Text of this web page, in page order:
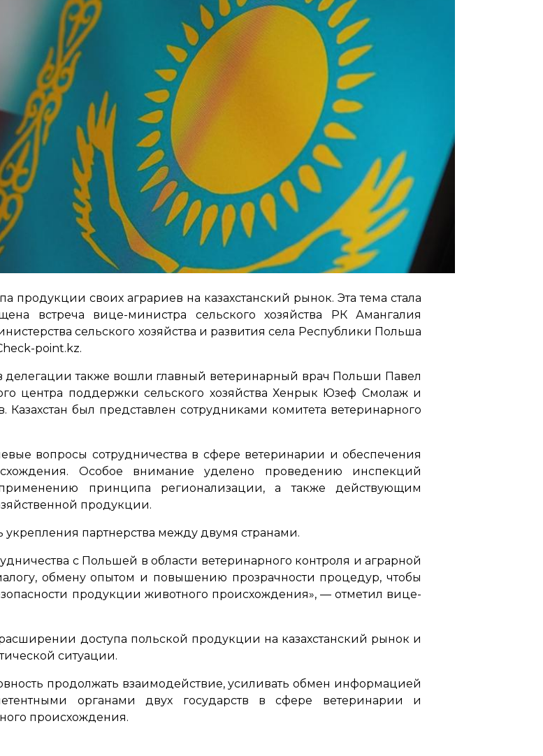
продукции своих аграриев на казахстанский рынок. Эта тема стала
встреча вице-министра сельского хозяйства РК Амангалия
сельского хозяйства и развития села Республики Польша
point.kz.
делегации также вошли главный ветеринарный врач Польши Павел
центра поддержки сельского хозяйства Хенрык Юзеф Смолаж и
был представлен сотрудниками комитета ветеринарного
вопросы сотрудничества в сфере ветеринарии и обеспечения
Особое внимание уделено проведению инспекций
принципа регионализации, а также действующим
продукции.
партнерства между двумя странами.
с Польшей в области ветеринарного контроля и аграрной
обмену опытом и повышению прозрачности процедур, чтобы
продукции животного происхождения»,— отметил вице-
доступа польской продукции на казахстанский рынок и
ситуации.
продолжать взаимодействие, усиливать обмен информацией
органами двух государств в сфере ветеринарии и
происхождения.